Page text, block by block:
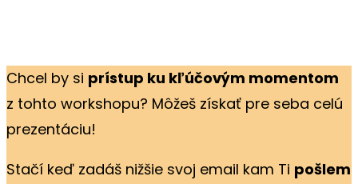
Chcel by si prístup ku kľúčovým momentom
z tohto workshopu? Môžeš získať pre seba celú
prezentáciu!
Stačí keď zadáš nižšie svoj email kam Ti pošlem